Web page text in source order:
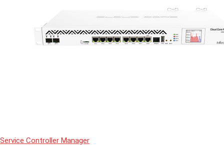
Service Controller Manager